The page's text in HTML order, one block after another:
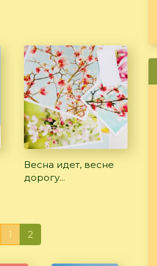
Весна идет, весне
дорогу...
1 2